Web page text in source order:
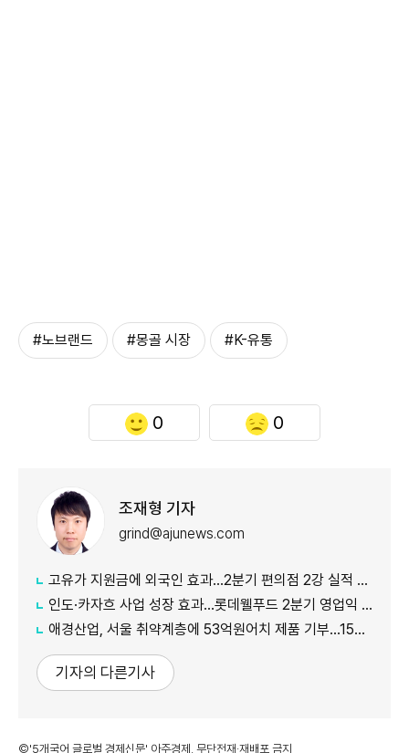
#노브랜드 #몽골 시장 #K-유통
0 0
조재형 기자
grind@ajunews.com
고유가 지원금에 외국인 효과…2분기 편의점 2강 실적 날았다
인도·카자흐 사업 성장 효과…롯데웰푸드 2분기 영업익 89%↑
애경산업, 서울 취약계층에 53억원어치 제품 기부…15년째 나눔
기자의 다른기사
©'5개국어 글로벌 경제신문' 아주경제. 무단전재·재배포 금지